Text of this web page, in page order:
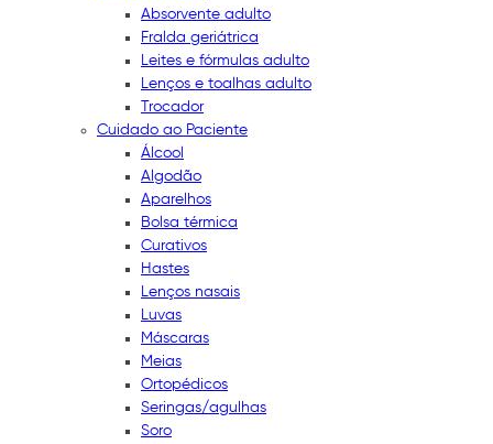
Absorvente adulto
Fralda geriátrica
Leites e fórmulas adulto
Lenços e toalhas adulto
Trocador
Cuidado ao Paciente
Álcool
Algodão
Aparelhos
Bolsa térmica
Curativos
Hastes
Lenços nasais
Luvas
Máscaras
Meias
Ortopédicos
Seringas/agulhas
Soro